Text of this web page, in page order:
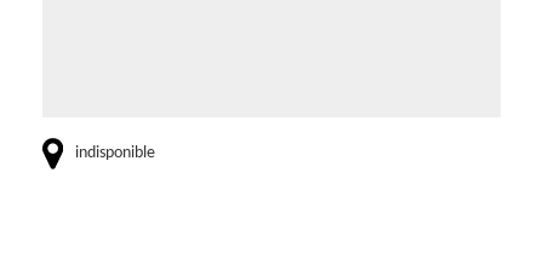
indisponible